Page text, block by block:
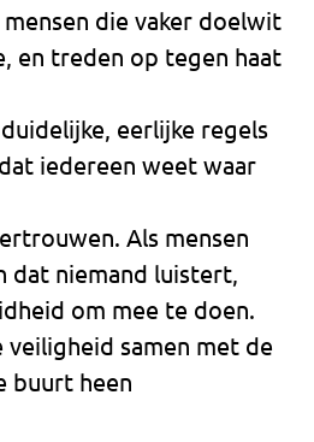
die vaker doelwit
en treden op tegen haat
eerlijke regels
iedereen weet waar
Als mensen
dat niemand luistert,
om mee te doen.
veiligheid samen met de
buurt heen